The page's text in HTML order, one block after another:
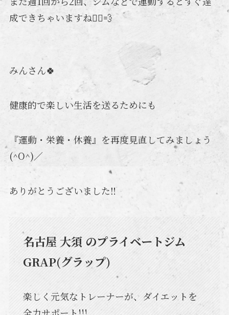
成できちゃいますね🏃‍♂️💨
みんさん🍀
健康的で楽しい生活を送るためにも
『運動・栄養・休養』を再度見直してみましょう
(^O^)／
ありがとうございました‼️
名古屋 大須 のプライベートジム
GRAP(グラップ)
楽しく元気なトレーナーが、ダイエットを
全力サポート!!!